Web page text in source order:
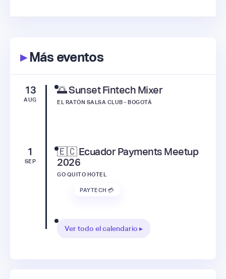
▸Más eventos
13
AUG
🌅 Sunset Fintech Mixer
EL RATÓN SALSA CLUB - BOGOTÁ
1
SEP
🇪🇨 Ecuador Payments Meetup
2026
GO QUITO HOTEL
PAYTECH 💳
Ver todo el calendario ▸